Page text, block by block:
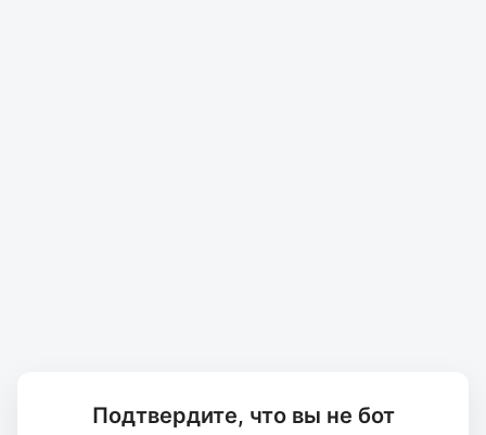
Подтвердите, что вы не бот